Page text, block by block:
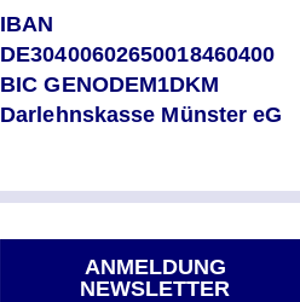
IBAN
DE30400602650018460400
BIC GENODEM1DKM
Darlehnskasse Münster eG
ANMELDUNG
NEWSLETTER